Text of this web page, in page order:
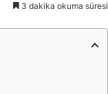
3 dakika okuma süresi